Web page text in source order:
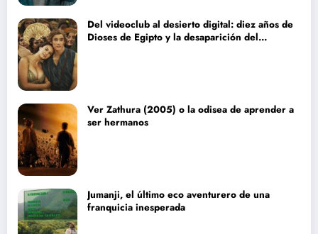
Del videoclub al desierto digital: diez años de
Dioses de Egipto y la desaparición del
Ver Zathura (2005) o la odisea de aprender a
ser hermanos
Jumanji, el último eco aventurero de una
franquicia inesperada